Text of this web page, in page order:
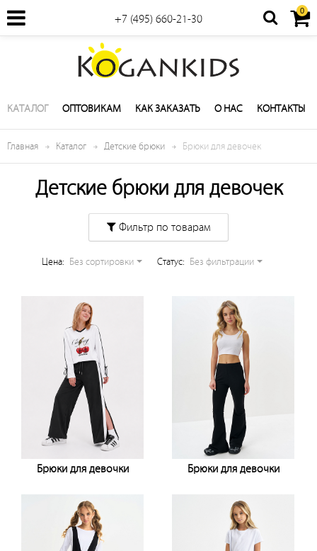
+7 (495) 660-21-30
0
КАТАЛОГ ОПТОВИКАМ КАК ЗАКАЗАТЬ О НАС КОНТАКТЫ
Главная Каталог Детские брюки Брюки для девочек
Детские брюки для девочек
Фильтр по товарам
Цена: Без сортировки Cтатус: Без фильтрации
Брюки для девочки
Брюки для девочки